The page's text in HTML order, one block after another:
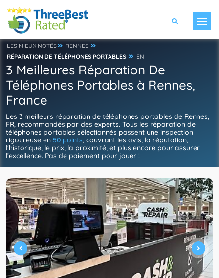
LES MIEUX NOTÉS
RENNES
RÉPARATION DE TÉLÉPHONES PORTABLES
EN
3 Meilleures Réparation De
Téléphones Portables à Rennes,
France
Les 3 meilleurs réparation de téléphones portables de Rennes,
FR, recommandés par des experts. Tous les réparation de
téléphones portables sélectionnés passent une inspection
rigoureuse en 50 points, couvrant les avis, la réputation,
l'historique, le prix, la proximité, et plus encore pour assurer
l’excellence. Pas de paiement pour jouer !